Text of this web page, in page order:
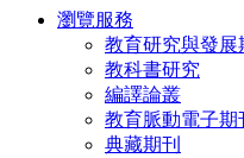
瀏覽服務
教育研究與發展
教科書研究
編譯論叢
教育脈動電子期
典藏期刊